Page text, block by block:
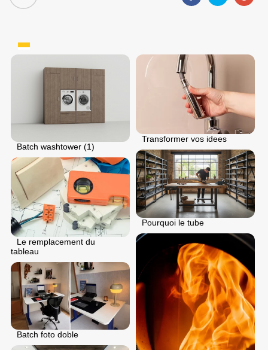
Batch washtower (1)
Transformer vos idees
Pourquoi le tube
Le remplacement du
tableau
Batch foto doble